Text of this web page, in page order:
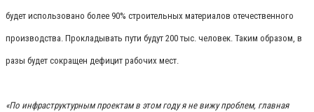
будет использовано более 90% строительных материалов отечественного
производства. Прокладывать пути будут 200 тыс. человек. Таким образом, в
разы будет сокращен дефицит рабочих мест.
«По инфраструктурным проектам в этом году я не вижу проблем, главная